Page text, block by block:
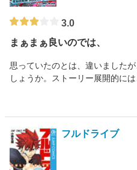
3.0
まぁまぁ良いのでは、
思っていたのとは、違いました
しょうか。ストーリー展開的に
フルドライブ